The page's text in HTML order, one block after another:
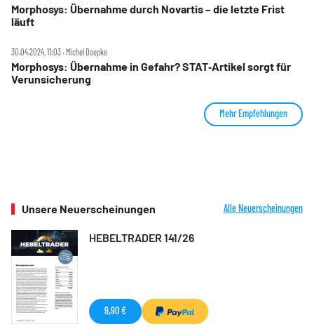
Morphosys: Übernahme durch Novartis – die letzte Frist
läuft
30.04.2024, 11:03 ‧ Michel Doepke
Morphosys: Übernahme in Gefahr? STAT‑Artikel sorgt für
Verunsicherung
Mehr Empfehlungen
Unsere Neuerscheinungen Alle Neuerscheinungen
HEBELTRADER 141/26
9,90 €